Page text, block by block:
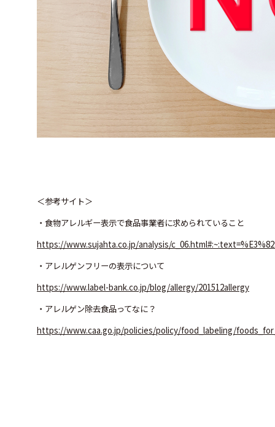
＜参考サイト＞
・食物アレルギー表示で食品事業者に求められていること
https://www.sujahta.co.jp/analysis/
・アレルゲンフリーの表示について
https://www.label-bank.co.jp/blog/allergy/201512allergy
・アレルゲン除去食品ってなに？
https://www.caa.go.jp/policies/policy/food_labeling/